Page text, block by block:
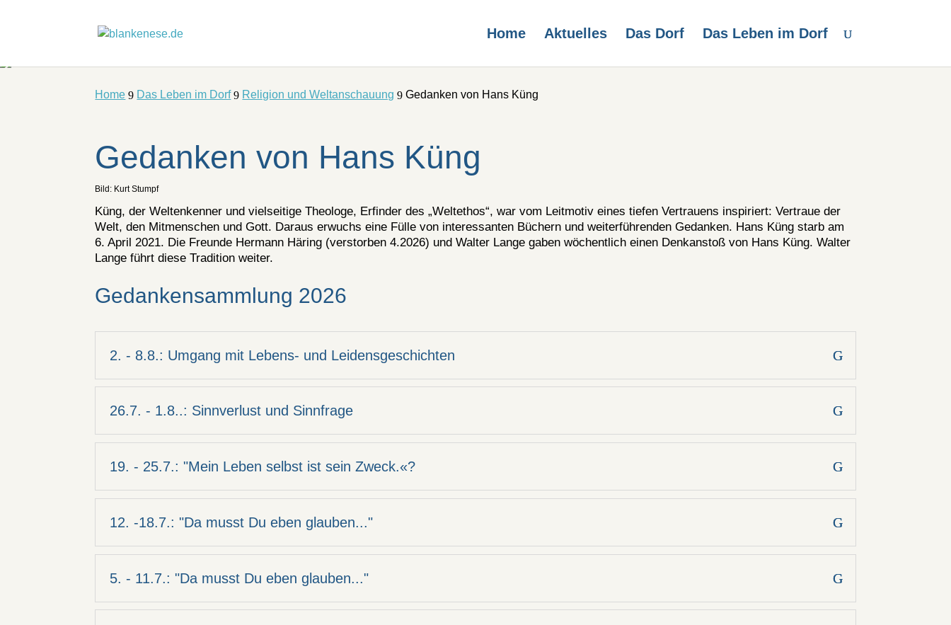
Home Aktuelles Das Dorf Das Leben im Dorf
Home 9 Das Leben im Dorf 9 Religion und Weltanschauung 9 Gedanken von Hans Küng
Gedanken von Hans Küng
Bild: Kurt Stumpf
Küng, der Weltenkenner und vielseitige Theologe, Erfinder des „Weltethos“, war vom Leitmotiv eines tiefen Vertrauens inspiriert: Vertraue der
Welt, den Mitmenschen und Gott. Daraus erwuchs eine Fülle von interessanten Büchern und weiterführenden Gedanken. Hans Küng starb am
6. April 2021. Die Freunde Hermann Häring (verstorben 4.2026) und Walter Lange gaben wöchentlich einen Denkanstoß von Hans Küng. Walter
Lange führt diese Tradition weiter.
Gedankensammlung 2026
2. - 8.8.: Umgang mit Lebens- und Leidensgeschichten
26.7. - 1.8..: Sinnverlust und Sinnfrage
19. - 25.7.: "Mein Leben selbst ist sein Zweck.«?
12. -18.7.: "Da musst Du eben glauben..."
5. - 11.7.: "Da musst Du eben glauben..."